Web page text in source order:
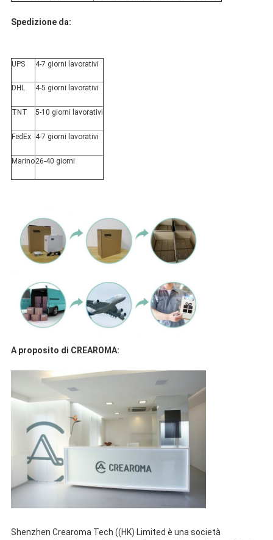
Spedizione da:
UPS 4-7 giorni lavorativi
DHL 4-5 giorni lavorativi
TNT 5-10 giorni lavorativi
FedEx 4-7 giorni lavorativi
Marino26-40 giorni
A proposito di CREAROMA:
Shenzhen Crearoma Tech ((HK) Limited è una società